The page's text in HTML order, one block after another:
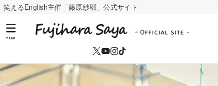
笑えるEnglish主催「藤原紗耶」公式サイト
MENU